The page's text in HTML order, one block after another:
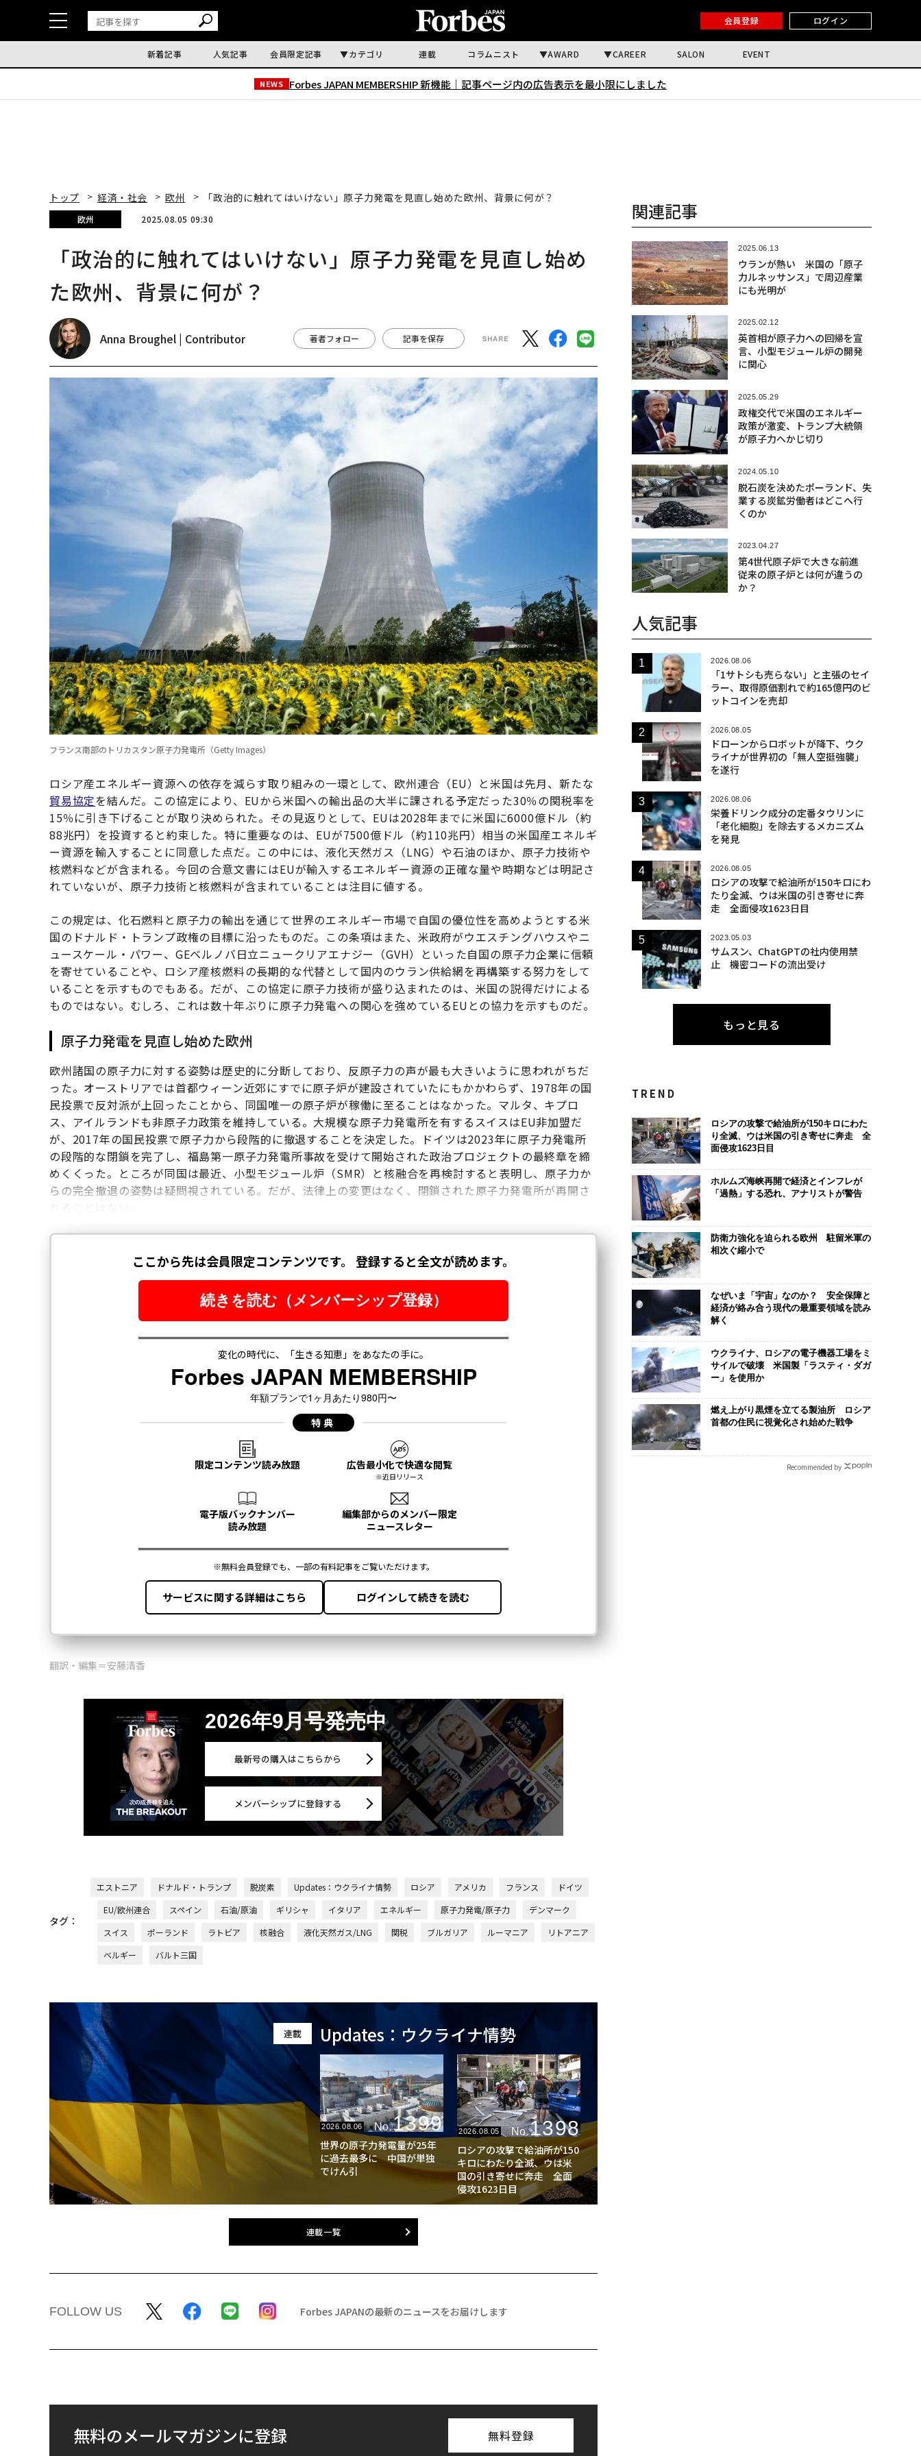
会員登録 ログイン
新着記事 人気記事 会員限定記事 カテゴリ 連載 コラムニスト AWARD CAREER SALON EVENT
NEWS Forbes JAPAN MEMBERSHIP 新機能｜ 記事ページ内の広告表示を最小限にしました
トップ 経済・社会 欧州 「政治的に触れてはいけない」原子力発電を見直し始めた欧州、背景に何が？
欧州 2025.08.05 09:30
「政治的に触れてはいけない」原子力発電を見直し始め
た欧州、背景に何が？
Anna Broughel | Contributor 著者フォロー 記事を保存
フランス南部のトリカスタン原子力発電所（Getty Images）
ロシア産エネルギー資源への依存を減らす取り組みの一環として、欧州連合（EU）と米国は先月、新たな
貿易協定を結んだ。この協定により、EUから米国への輸出品の大半に課される予定だった30％の関税率を
15％に引き下げることが取り決められた。その見返りとして、EUは2028年までに米国に6000億ドル（約
88兆円）を投資すると約束した。特に重要なのは、EUが7500億ドル（約110兆円）相当の米国産エネルギ
ー資源を輸入することに同意した点だ。この中には、液化天然ガス（LNG）や石油のほか、原子力技術や
核燃料などが含まれる。今回の合意文書にはEUが輸入するエネルギー資源の正確な量や時期などは明記さ
れていないが、原子力技術と核燃料が含まれていることは注目に値する。
この規定は、化石燃料と原子力の輸出を通じて世界のエネルギー市場で自国の優位性を高めようとする米
国のドナルド・トランプ政権の目標に沿ったものだ。この条項はまた、米政府がウエスチングハウスやニ
ュースケール・パワー、GEベルノバ日立ニュークリアエナジー（GVH）といった自国の原子力企業に信頼
を寄せていることや、ロシア産核燃料の長期的な代替として国内のウラン供給網を再構築する努力をして
いることを示すものでもある。だが、この協定に原子力技術が盛り込まれたのは、米国の説得だけによる
ものではない。むしろ、これは数十年ぶりに原子力発電への関心を強めているEUとの協力を示すものだ。
原子力発電を見直し始めた欧州
欧州諸国の原子力に対する姿勢は歴史的に分断しており、反原子力の声が最も大きいように思われがちだ
った。オーストリアでは首都ウィーン近郊にすでに原子炉が建設されていたにもかかわらず、1978年の国
民投票で反対派が上回ったことから、同国唯一の原子炉が稼働に至ることはなかった。マルタ、キプロ
ス、アイルランドも非原子力政策を維持している。大規模な原子力発電所を有するスイスはEU非加盟だ
が、2017年の国民投票で原子力から段階的に撤退することを決定した。ドイツは2023年に原子力発電所
の段階的な閉鎖を完了し、福島第一原子力発電所事故を受けて開始された政治プロジェクトの最終章を締
めくくった。ところが同国は最近、小型モジュール炉（SMR）と核融合を再検討すると表明し、原子力か
らの完全撤退の姿勢は疑問視されている。だが、法律上の変更はなく、閉鎖された原子力発電所が再開さ
翻訳・編集＝安藤清香
2026年9月号発売中
最新号の購入はこちらから
メンバーシップに登録する
タグ：
エストニア ドナルド・トランプ 脱炭素 Updates：ウクライナ情勢 ロシア アメリカ フランス
ドイツ
EU/欧州連合
スペイン 石油/原油 ギリシャ イタリア エネルギー 原子力発電/原子力
デンマーク
スイス
ポーランド ラトビア 核融合 液化天然ガス/LNG 関税 ブルガリア ルーマニア
リトアニア
ベルギー
バルト三国
連載 Updates：ウクライナ情勢
2026.08.06 No.1399
世界の原子力発電量が25年
に過去最多に 中国が単独
でけん引
2026.08.05 No.1398
ロシアの攻撃で給油所が150
キロにわたり全滅、ウは米
国の引き寄せに奔走 全面
侵攻1623日目
連載一覧
FOLLOW US Forbes JAPANの最新のニュースをお届けします
無料のメールマガジンに登録 無料登録
関連記事
2025.06.13
ウランが熱い 米国の「原子
力ルネッサンス」で周辺産業
にも光明が
2025.02.12
英首相が原子力への回帰を宣
言、小型モジュール炉の開発
に関心
2025.05.29
政権交代で米国のエネルギー
政策が激変、トランプ大統領
が原子力へかじ切り
2024.05.10
脱石炭を決めたポーランド、失
業する炭鉱労働者はどこへ行
くのか
2023.04.27
第4世代原子炉で大きな前進
従来の原子炉とは何が違うの
か？
人気記事
2026.08.06
「1サトシも売らない」と主張のセイ
ラー、取得原価割れで約165億円のビ
ットコインを売却
2026.08.05
ドローンからロボットが降下、ウク
ライナが世界初の「無人空挺強襲」
を遂行
2026.08.06
栄養ドリンク成分の定番タウリンに
「老化細胞」を除去するメカニズム
を発見
2026.08.05
ロシアの攻撃で給油所が150キロにわ
たり全滅、ウは米国の引き寄せに奔
走 全面侵攻1623日目
2023.05.03
サムスン、ChatGPTの社内使用禁
止 機密コードの流出受け
もっと見る
TREND
ロシアの攻撃で給油所が150キロにわた
り全滅、ウは米国の引き寄せに奔走 全
面侵攻1623日目
ホルムズ海峡再開で経済とインフレが
「過熱」する恐れ、アナリストが警告
防衛力強化を迫られる欧州 駐留米軍の
相次ぐ縮小で
なぜいま「宇宙」なのか？ 安全保障と
経済が絡み合う現代の最重要領域を読み
解く
ウクライナ、ロシアの電子機器工場をミ
サイルで破壊 米国製「ラスティ・ダガ
ー」を使用か
燃え上がり黒煙を立てる製油所 ロシア
首都の住民に視覚化され始めた戦争
Recommended by